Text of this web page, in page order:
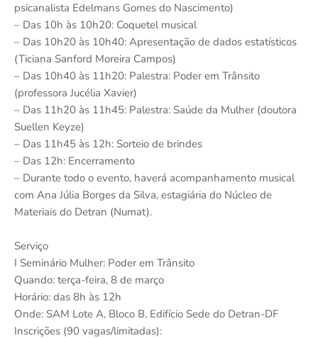
psicanalista Edelmans Gomes do Nascimento)
– Das 10h às 10h20: Coquetel musical
– Das 10h20 às 10h40: Apresentação de dados estatísticos
(Ticiana Sanford Moreira Campos)
– Das 10h40 às 11h20: Palestra: Poder em Trânsito
(professora Jucélia Xavier)
– Das 11h20 às 11h45: Palestra: Saúde da Mulher (doutora
Suellen Keyze)
– Das 11h45 às 12h: Sorteio de brindes
– Das 12h: Encerramento
– Durante todo o evento, haverá acompanhamento musical
com Ana Júlia Borges da Silva, estagiária do Núcleo de
Materiais do Detran (Numat).
Serviço
I Seminário Mulher: Poder em Trânsito
Quando: terça-feira, 8 de março
Horário: das 8h às 12h
Onde: SAM Lote A, Bloco B, Edifício Sede do Detran-DF
Inscrições (90 vagas/limitadas):